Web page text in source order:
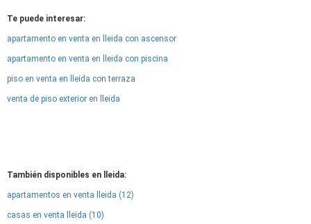
Te puede interesar:
apartamento en venta en lleida con ascensor
apartamento en venta en lleida con piscina
piso en venta en lleida con terraza
venta de piso exterior en lleida
También disponibles en lleida:
apartamentos en venta lleida (12)
casas en venta lleida (10)